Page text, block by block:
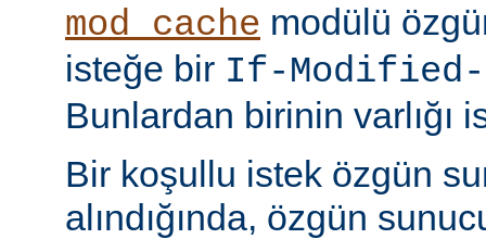
mod_cache modülü
isteğe bir If-Modified-
Bunlardan birinin varlığı
Bir koşullu istek özgün
alındığında, özgün